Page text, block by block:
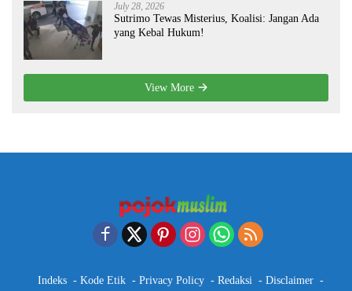
July 28, 2026
Sutrimo Tewas Misterius, Koalisi: Jangan Ada
yang Kebal Hukum!
View More
Indeks Kode Etik Privacy Policy Redaksi Disclaimer